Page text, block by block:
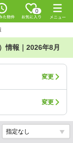
0
情報｜2026年8月
変更
変更